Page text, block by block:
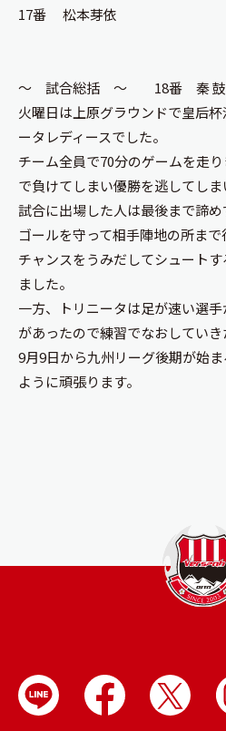
17番 松本芽依
～ 試合総括 ～ 18番 秦 鼓
火曜日は上原グラウンドで皇后
ータレディースでした。
チーム全員で70分のゲームを走
で負けてしまい優勝を逃してしま
試合に出場した人は最後まで諦
ゴールを守って相手陣地の所まで
チャンスをうみだしてシュート
ました。
一方、トリニータは足が速い選
があったので練習でなおしていき
9月9日から九州リーグ後期が始
ように頑張ります。